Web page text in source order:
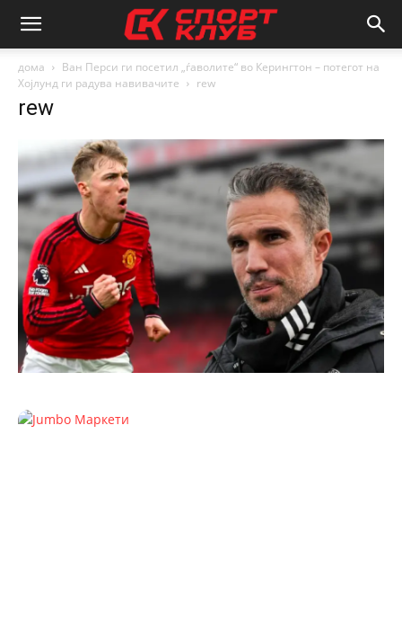
дома
Ван Перси ги посетил „ѓаволите“ во Керингтон – потегот на
Хојлунд ги радува навивачите
rew
rew